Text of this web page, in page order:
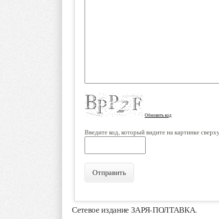
Обновить код
Введите код, который видите на картинке
Отправить
Сетевое издание ЗАРЯ-ПОЛТАВКА.